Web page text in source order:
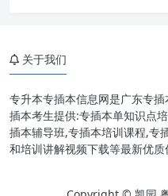
关于我们
专升本专插本信息网是广东专
插本考生提供:专插本单知识点
插本辅导班,专插本培训课程,专
和培训讲解视频下载等最新优质